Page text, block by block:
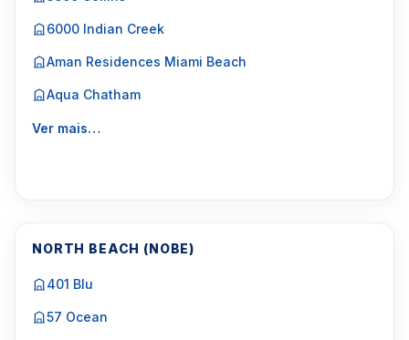
6000 Indian Creek
Aman Residences Miami Beach
Aqua Chatham
Ver mais…
NORTH BEACH (NOBE)
401 Blu
57 Ocean